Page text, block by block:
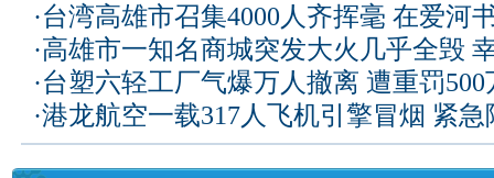
·台湾高雄市召集4000人齐挥毫 在爱河
·高雄市一知名商城突发大火几乎全毁
·台塑六轻工厂气爆万人撤离 遭重罚
·港龙航空一载317人飞机引擎冒烟 紧